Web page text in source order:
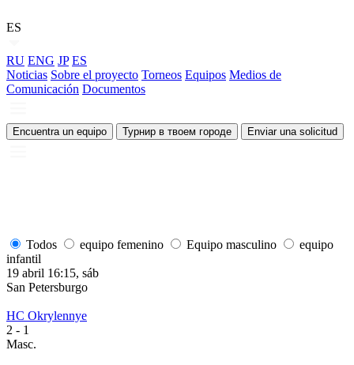
ES
RU ENG JP ES
Noticias Sobre el proyecto Torneos Equipos Medios de
Comunicación Documentos
Encuentra un equipo Турнир в твоем городе Enviar una solicitud
Todos equipo femenino Equipo masculino
equipo
infantil
19 abril 16:15, sáb
San Petersburgo
HC Okrylennye
2 - 1
Masc.